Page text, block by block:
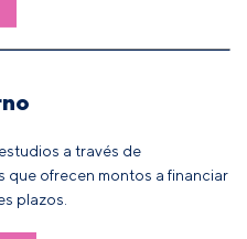
a través de
que ofrecen montos a financiar
plazos.